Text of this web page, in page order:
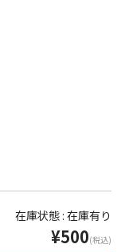
在庫状態 : 在庫有り
¥500(税込)